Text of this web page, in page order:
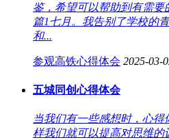
鉴，希望可以帮助到有需
篇1七月。我告别了学校的
和...
参观高铁心得体会 2025-03-
五城同创心得体会
当我们有一些感想时，心
样我们就可以提高对思维的